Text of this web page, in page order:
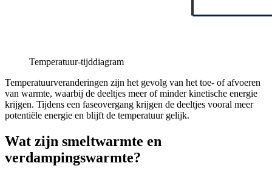
Temperatuur-tijddiagram
Temperatuurveranderingen zijn het gevolg van het toe- of afvoeren
van warmte, waarbij de deeltjes meer of minder kinetische energie
krijgen. Tijdens een faseovergang krijgen de deeltjes vooral meer
potentiële energie en blijft de temperatuur gelijk.
Wat zijn smeltwarmte en
verdampingswarmte?